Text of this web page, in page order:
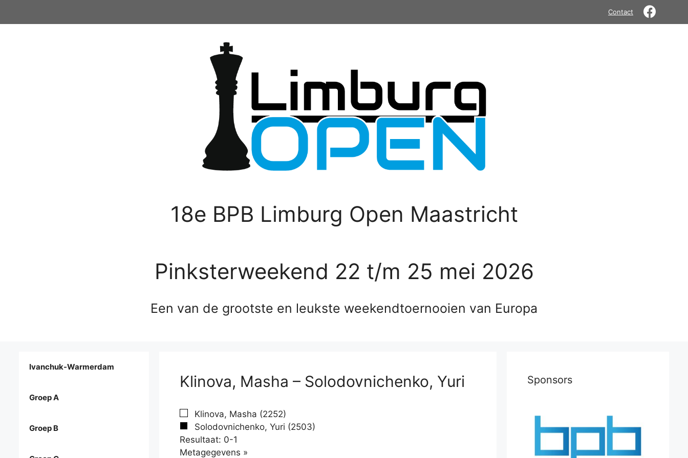
Contact
18e BPB Limburg Open Maastricht
Pinksterweekend 22 t/m 25 mei 2026
Een van de grootste en leukste weekendtoernooien van Europa
Klinova, Masha – Solodovnichenko, Yuri
Klinova, Masha (2252)
Solodovnichenko, Yuri (2503)
Resultaat: 0-1
Metagegevens »
Ivanchuk-Warmerdam
Groep A
Groep B
Sponsors